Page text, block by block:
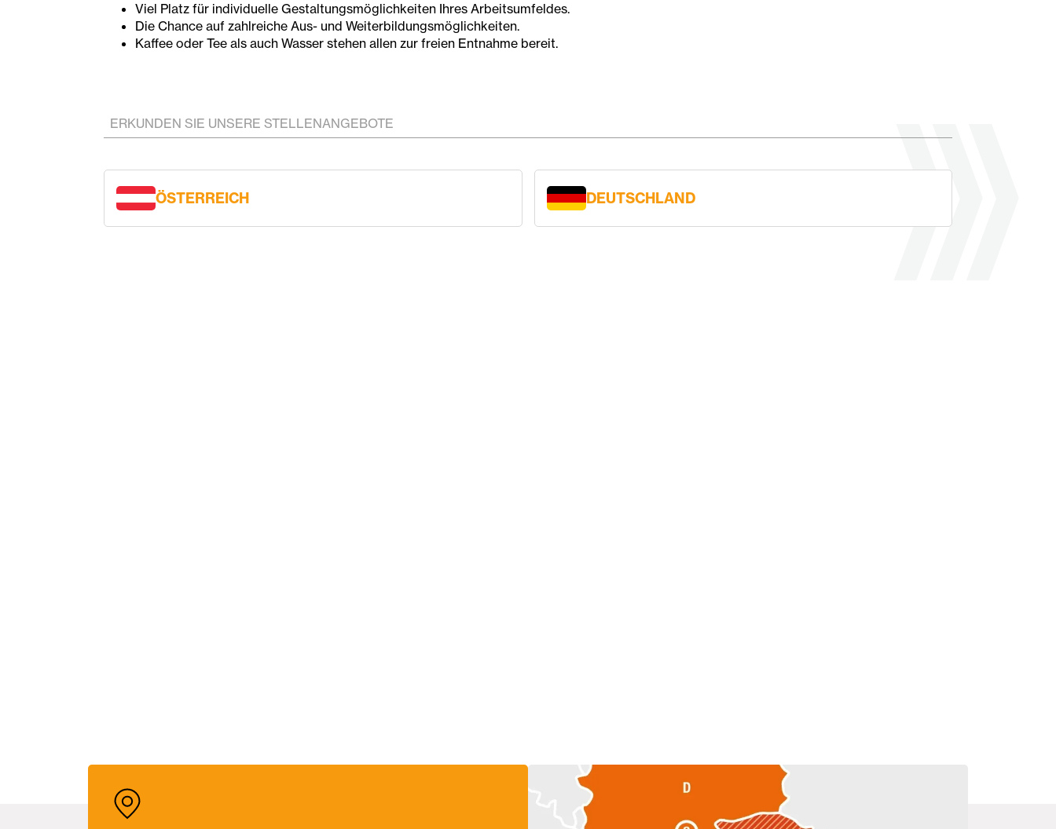
Viel Platz für individuelle Gestaltungsmöglichkeiten Ihres Arbeitsumfeldes.
Die Chance auf zahlreiche Aus- und Weiterbildungsmöglichkeiten.
Kaffee oder Tee als auch Wasser stehen allen zur freien Entnahme bereit.
ERKUNDEN SIE UNSERE STELLENANGEBOTE
ÖSTERREICH DEUTSCHLAND